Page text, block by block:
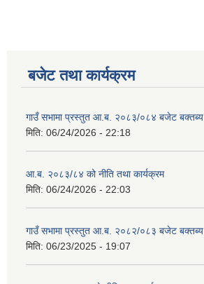
बजेट तथा कार्यक्रम
गाउँ सभामा प्रस्तुत आ.ब. २०८३/०८४ बजेट बक्तब्य
मिति: 06/24/2026 - 22:18
आ.ब. २०८३/८४ को नीति तथा कार्यक्रम
मिति: 06/24/2026 - 22:03
गाउँ सभामा प्रस्तुत आ.ब. २०८२/०८३ बजेट बक्तब्य
मिति: 06/23/2025 - 19:07